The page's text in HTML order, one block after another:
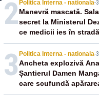
2Politica Interna - nationala-
Manevră mascată.
secret la Ministerul
ce medicii ies în stradă
3 Politica Interna - nationala-
Ancheta explozivă
Șantierul Damen
care scufundă